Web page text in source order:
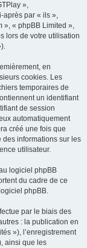
»,
après par « ils »,
», « phpBB Limited »,
lors de votre utilisation
en
cookies. Les
temporaires de
un identifiant
de session
automatiquement
créé une fois que
des informations sur les
utilisateur.
logiciel phpBB
du cadre de ce
phpBB.
par le biais des
: la publication en
»), l’enregistrement
ainsi que les